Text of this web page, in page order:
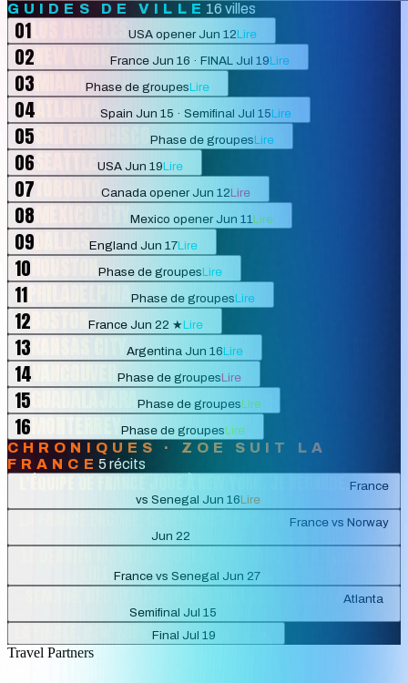
GUIDES DE VILLE 16 villes
01LOS ANGELESUSA opener Jun 12Lire
02 France Jun 16 · FINAL Jul 19Lire
03 Phase de groupesLire
04 ATLANTASpain Jun 15 · Semifinal Jul 15Lire
05 Phase de groupesLire
06 SEATTLEUSA Jun 19Lire
07 TORONTOCanada opener Jun 12Lire
08 MEXICO CITYMexico opener Jun 11Lire
09 DALLASEngland Jun 17Lire
10 HOUSTONPhase de groupesLire
11PHILADELPHIA Phase de groupesLire
12 BOSTONFrance Jun 22 ★Lire
13 KANSAS CITYArgentina Jun 16Lire
14 Phase de groupesLire
15 GUADALAJARAPhase de groupesLire
16 Phase de groupesLire
CHRONIQUES · ZOE SUIT LA
FRANCE 5 récits
France
vs Senegal Jun 16Lire
France vs Norway
Jun 22
France vs Senegal Jun 27Le Jun 27
Atlanta
Semifinal Jul 15
LA FINALE. NEW YORK.Final Jul 19
Travel Partners